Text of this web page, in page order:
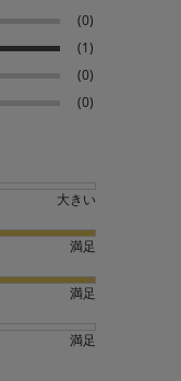
(0)
(1)
(0)
(0)
大きい
満足
満足
満足